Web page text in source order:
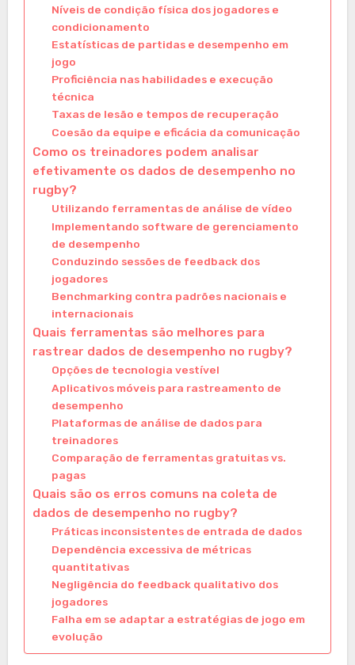
Níveis de condição física dos jogadores e
condicionamento
Estatísticas de partidas e desempenho em
jogo
Proficiência nas habilidades e execução
técnica
Taxas de lesão e tempos de recuperação
Coesão da equipe e eficácia da comunicação
Como os treinadores podem analisar
efetivamente os dados de desempenho no
rugby?
Utilizando ferramentas de análise de vídeo
Implementando software de gerenciamento
de desempenho
Conduzindo sessões de feedback dos
jogadores
Benchmarking contra padrões nacionais e
internacionais
Quais ferramentas são melhores para
rastrear dados de desempenho no rugby?
Opções de tecnologia vestível
Aplicativos móveis para rastreamento de
desempenho
Plataformas de análise de dados para
treinadores
Comparação de ferramentas gratuitas vs.
pagas
Quais são os erros comuns na coleta de
dados de desempenho no rugby?
Práticas inconsistentes de entrada de dados
Dependência excessiva de métricas
quantitativas
Negligência do feedback qualitativo dos
jogadores
Falha em se adaptar a estratégias de jogo em
evolução